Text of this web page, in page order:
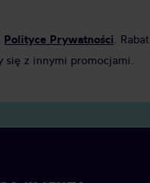
Polityce Prywatności . Rabat
się z innymi promocjami.